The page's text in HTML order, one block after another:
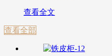
查看全文
查看全部